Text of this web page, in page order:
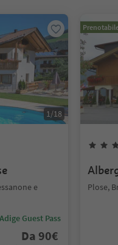
1/18
e
Guest Pass
Da 90€
Plose,